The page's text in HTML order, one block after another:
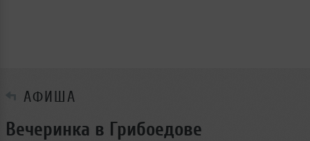
АФИША
Вечеринка в Грибоедове